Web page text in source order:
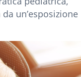
un’esposizione